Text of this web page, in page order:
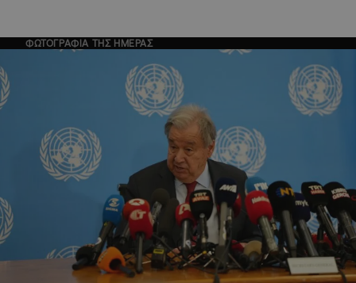
ΦΩΤΟΓΡΑΦΙΑ ΤΗΣ ΗΜΕΡΑΣ